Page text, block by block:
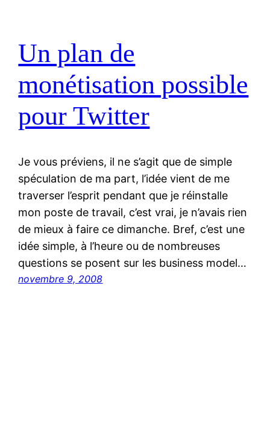
Un plan de
monétisation possible
pour Twitter
Je vous préviens, il ne s’agit que de simple
spéculation de ma part, l’idée vient de me
traverser l’esprit pendant que je réinstalle
mon poste de travail, c’est vrai, je n’avais rien
de mieux à faire ce dimanche. Bref, c’est une
idée simple, à l’heure ou de nombreuses
questions se posent sur les business model…
novembre 9, 2008